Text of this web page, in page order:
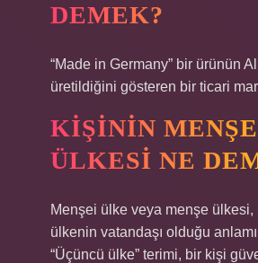
DEMEK?
“Made in Germany” bir ürünün
üretildiğini gösteren bir ticari
KIŞININ MENŞE
ÜLKESI NE
Menşei ülke veya menşe
ülkenin vatandaşı olduğu
“Üçüncü ülke” terimi, bir kişi